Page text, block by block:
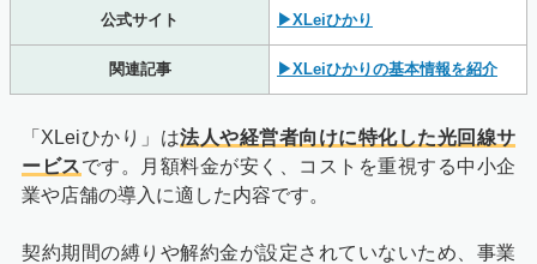
公式サイト ▶XLeiひかり
関連記事 ▶XLeiひかりの基本情報を紹介
「XLeiひかり」は法人や経営者向けに特化した光回線サ
ービスです。月額料金が安く、コストを重視する中小企
業や店舗の導入に適した内容です。
契約期間の縛りや解約金が設定されていないため、事業